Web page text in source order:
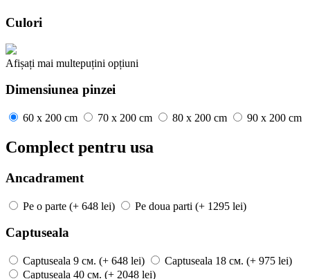
Culori
Afișați mai multepuțini opțiuni
Dimensiunea pinzei
60 x 200 cm 70 x 200 cm 80 x 200 cm 90 x 200 cm
Complect pentru usa
Ancadrament
Pe o parte (+ 648 lei) Pe doua parti (+ 1295 lei)
Captuseala
Captuseala 9 см. (+ 648 lei) Captuseala 18 см. (+ 975 lei)
Captuseala 40 см. (+ 2048 lei)